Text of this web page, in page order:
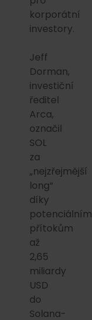
korporátní
investory.
Jeff
Dorman,
investiční
ředitel
Arca,
označil
SOL
za
„nejzřejmější
long“
díky
potenciálním
přítokům
až
2,65
miliardy
USD
do
Solana-